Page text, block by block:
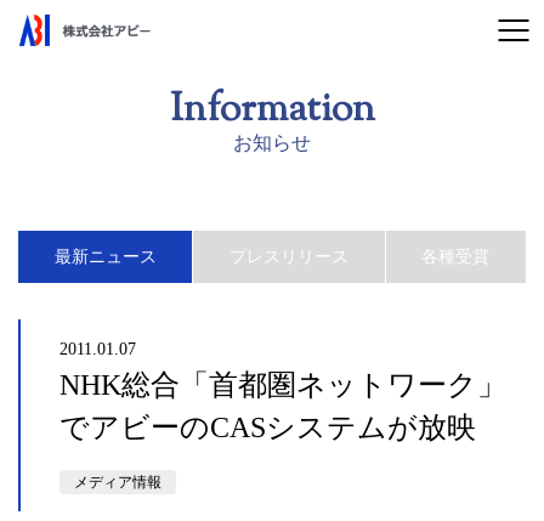
Information
お知らせ
最新ニュース プレスリリース 各種受賞
2011.01.07
NHK総合「首都圏ネットワーク」
でアビーのCASシステムが放映
メディア情報